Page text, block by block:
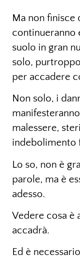
Ma non
continueranno
suolo in gran
solo,
per accadere
Non solo, i
malessere,
indebolimento
Lo so, non è
parole, ma è
adesso.
Vedere cosa è
accadrà.
Ed è